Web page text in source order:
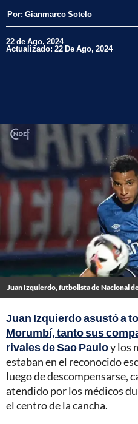
Por: Gianmarco Sotelo
22 de Ago, 2024
Actualizado: 22 De Ago, 2024
Juan Izquierdo, futbolista de Nacional
Juan Izquierdo asustó a
Morumbí, tanto sus
rivales de Sao Pauloy los
estaban en el reconocido
luego de descompensarse,
atendido por los médicos
el centro de la cancha.